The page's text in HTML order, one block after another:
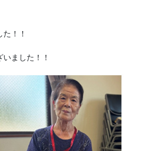
！！
ました！！